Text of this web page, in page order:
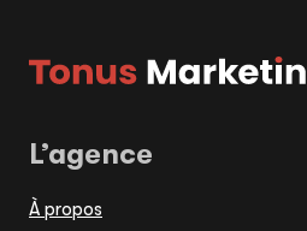
ET
L’agence
À propos